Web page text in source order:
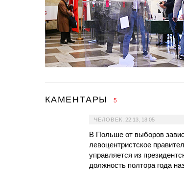
КАМЕНТАРЫ 5
ЧЕЛОВЕК 22:13, 18.05
В Польше от выборов
левоцентристское
управляется из
должность полтора года